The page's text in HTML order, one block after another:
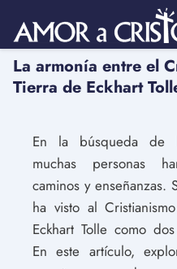
La armonía entre el
Tierra de Eckhart
En la búsqueda de
muchas personas
caminos y enseñanzas.
ha visto al
Eckhart Tolle como
En este artículo,